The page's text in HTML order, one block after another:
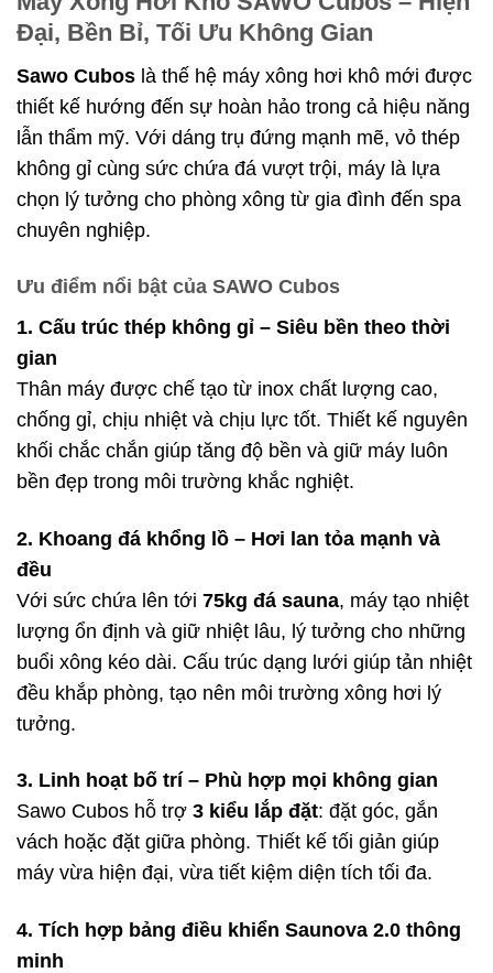
Đại, Bền Bỉ, Tối Ưu Không Gian
Sawo Cubos là thế hệ máy xông hơi khô mới được
thiết kế hướng đến sự hoàn hảo trong cả hiệu năng
lẫn thẩm mỹ. Với dáng trụ đứng mạnh mẽ, vỏ thép
không gỉ cùng sức chứa đá vượt trội, máy là lựa
chọn lý tưởng cho phòng xông từ gia đình đến spa
chuyên nghiệp.
Ưu điểm nổi bật của SAWO Cubos
1. Cấu trúc thép không gỉ – Siêu bền theo thời
gian
Thân máy được chế tạo từ inox chất lượng cao,
chống gỉ, chịu nhiệt và chịu lực tốt. Thiết kế nguyên
khối chắc chắn giúp tăng độ bền và giữ máy luôn
bền đẹp trong môi trường khắc nghiệt.
2. Khoang đá khổng lồ – Hơi lan tỏa mạnh và
đều
Với sức chứa lên tới 75kg đá sauna, máy tạo nhiệt
lượng ổn định và giữ nhiệt lâu, lý tưởng cho những
buổi xông kéo dài. Cấu trúc dạng lưới giúp tản nhiệt
đều khắp phòng, tạo nên môi trường xông hơi lý
tưởng.
3. Linh hoạt bố trí – Phù hợp mọi không gian
Sawo Cubos hỗ trợ 3 kiểu lắp đặt: đặt góc, gắn
vách hoặc đặt giữa phòng. Thiết kế tối giản giúp
máy vừa hiện đại, vừa tiết kiệm diện tích tối đa.
4. Tích hợp bảng điều khiển Saunova 2.0 thông
minh